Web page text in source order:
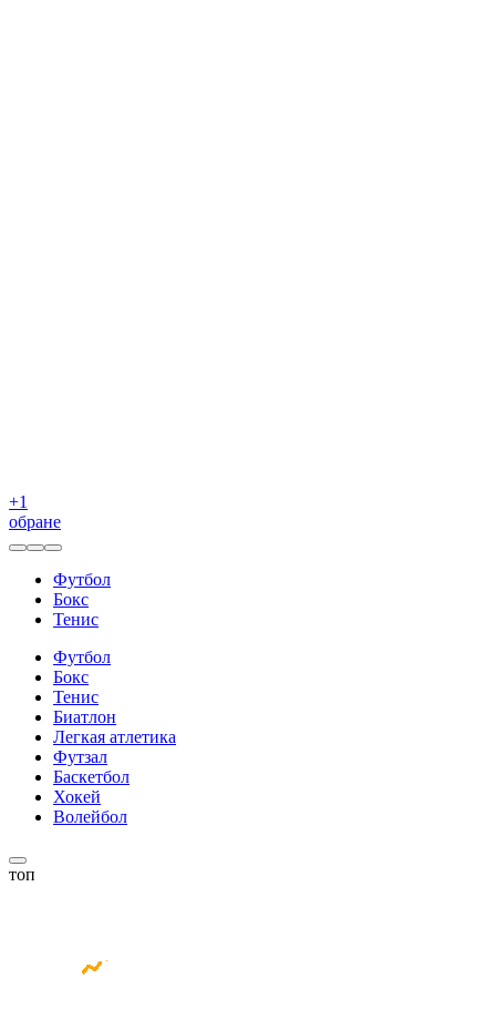
+1
обране
Футбол
Бокс
Тенис
Футбол
Бокс
Тенис
Биатлон
Легкая атлетика
Футзал
Баскетбол
Хокей
Волейбол
топ